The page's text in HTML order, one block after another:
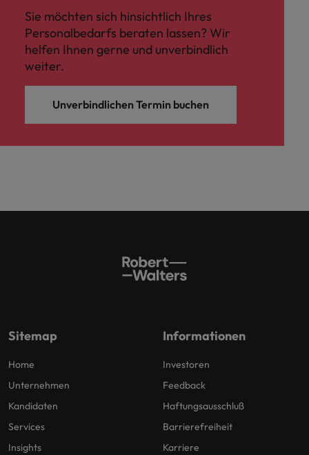
Sie möchten sich hinsichtlich Ihres
Personalbedarfs beraten lassen? Wir
helfen Ihnen gerne und unverbindlich
weiter.
Unverbindlichen Termin buchen
Sitemap
Home
Unternehmen
Kandidaten
Services
Insights
Informationen
Investoren
Feedback
Haftungsausschluß
Barrierefreiheit
Karriere